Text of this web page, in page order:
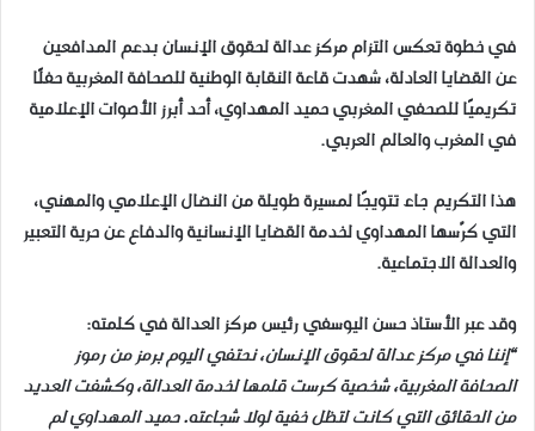
في خطوة تعكس التزام مركز عدالة لحقوق الإنسان بدعم المدافعين
عن القضايا العادلة، شهدت قاعة النقابة الوطنية للصحافة المغربية حفلًا
تكريميًا للصحفي المغربي حميد المهداوي، أحد أبرز الأصوات الإعلامية
في المغرب والعالم العربي.
هذا التكريم جاء تتويجًا لمسيرة طويلة من النضال الإعلامي والمهني،
التي كرّسها المهداوي لخدمة القضايا الإنسانية والدفاع عن حرية التعبير
والعدالة الاجتماعية.
وقد عبر الأستاذ حسن اليوسفي رئيس مركز العدالة في كلمته:
“إننا في مركز عدالة لحقوق الإنسان، نحتفي اليوم برمز من رموز
الصحافة المغربية، شخصية كرست قلمها لخدمة العدالة، وكشفت العديد
من الحقائق التي كانت لتظل خفية لولا شجاعته. حميد المهداوي لم